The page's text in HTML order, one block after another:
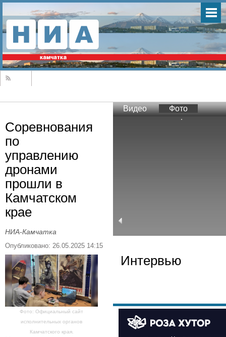
Соревнования
по
управлению
дронами
прошли в
Камчатском
крае
НИА-Камчатка
Опубликовано: 26.05.2025 14:15
Фото: Официальный сайт
исполнительных органов
Камчатского края.
Видео Фото
Интервью